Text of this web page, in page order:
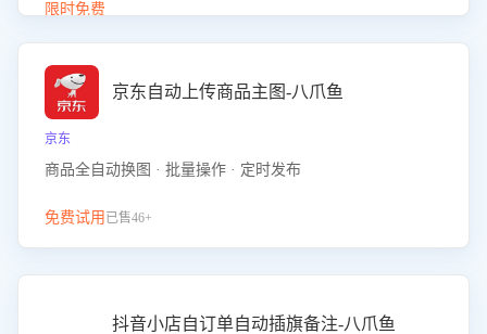
初始化时间，助力企业快速启动智能客服训练
限时免费
京东自动上传商品主图-八爪鱼
京东
商品全自动换图 · 批量操作 · 定时发布
免费试用 已售46+
抖音小店自订单自动插旗备注-八爪鱼